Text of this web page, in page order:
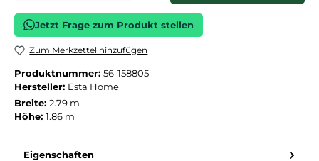
Jetzt Frage zum Produkt stellen
Zum Merkzettel hinzufügen
Produktnummer: 56-158805
Hersteller: Esta Home
Breite: 2.79 m
Höhe: 1.86 m
Eigenschaften